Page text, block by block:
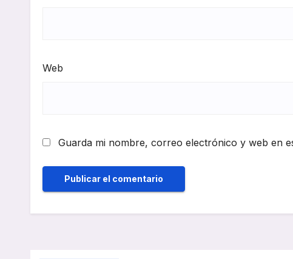
Web
Guarda mi nombre, correo electrónico y web en